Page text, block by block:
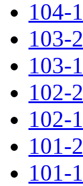
104-1
103-2
103-1
102-2
102-1
101-2
101-1